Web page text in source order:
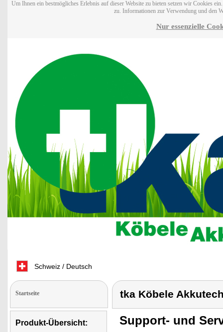
Um Ihnen ein bestmögliches Erlebnis auf dieser Website zu bieten setzen wir Cookies
zu. Informationen zur Verwendung und den
Nur essenzielle
Schweiz / Deutsch
Startseite
Produkt-Übersicht:
tka Köbele
Support- und